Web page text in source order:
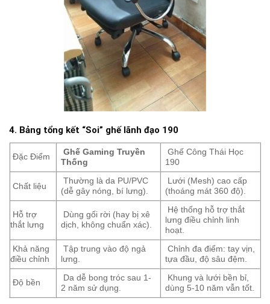
4. Bảng tổng kết “Soi” ghế lãnh đạo 190
Đặc Điểm
Ghế Gaming Truyền
Thống
Ghế Công Thái Học
190
Chất liệu
Thường là da PU/PVC
(dễ gây nóng, bí lưng).
Lưới (Mesh) cao cấp
(thoáng mát 360 độ).
Hỗ trợ
thắt lưng
Dùng gối rời (hay bị xê
dịch, không chuẩn xác).
Hệ thống hỗ trợ thắt
lưng điều chỉnh linh
hoạt.
Khả năng
điều chỉnh
Tập trung vào độ ngả
lưng.
Chỉnh đa điểm: tay vịn,
tựa đầu, độ sâu đệm.
Độ bền
Da dễ bong tróc sau 1-
2 năm sử dụng.
Khung và lưới bền bỉ,
dùng 5-10 năm vẫn tốt.